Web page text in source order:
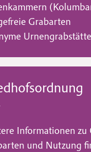
Grabarten
Informationen zu
und Nutzung